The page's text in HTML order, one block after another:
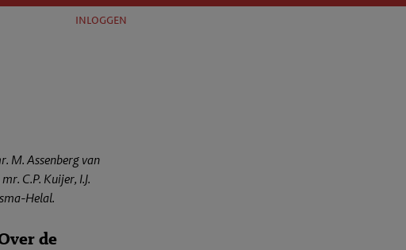
inloggen
M. Assenberg van
C.P. Kuijer, I.J.
Helal.
de